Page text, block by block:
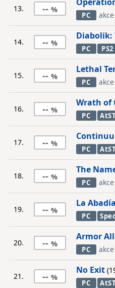
13. --
PC akce
14. --
Diabolik:
PC PS2
15. --
Lethal
PC akce
16. --
Wrath of
PC
17. --
PC
18. --
The
PC akce
19. --
La
PC
20. --
Armor
PC akce
21. --
No Exit
PC